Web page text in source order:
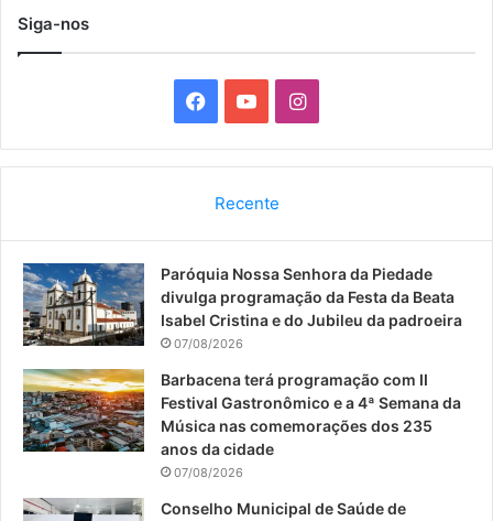
Siga-nos
a
b
o
k
o
u
b
I
n
a
g
a
Recente
Paróquia Nossa Senhora da Piedade
divulga programação da Festa da Beata
Isabel Cristina e do Jubileu da padroeira
07/08/2026
Barbacena terá programação com II
Festival Gastronômico e a 4ª Semana da
Música nas comemorações dos 235
anos da cidade
07/08/2026
Conselho Municipal de Saúde de